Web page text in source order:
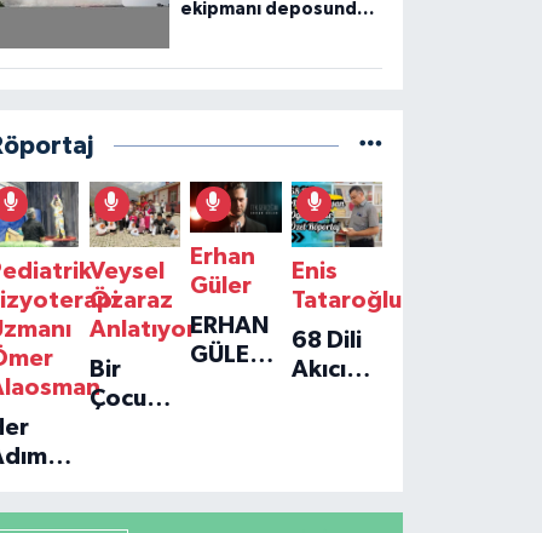
ekipmanı deposunda
Veysel
Özaraz
Anlatıyor
Bir
Çocuğun
Yolculuğu
Erhan
Güler
ERHAN
GÜLER'IN
Enis
Tataroğlu
68 Dili
Akıcı